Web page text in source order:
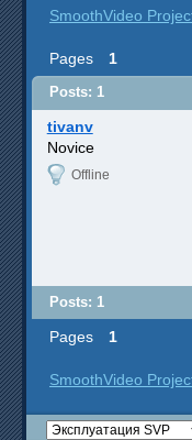
SmoothVideo
Pages 1
Posts: 1
tivanv
Novice
Offline
Posts: 1
Pages 1
SmoothVideo